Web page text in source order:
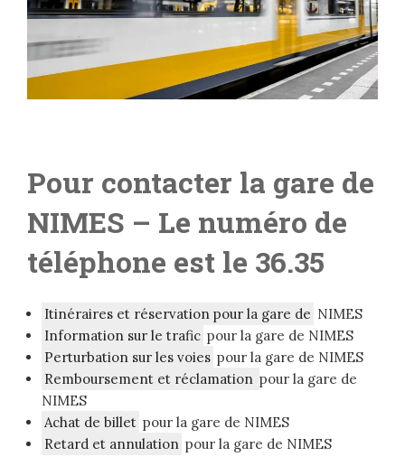
Pour contacter la gare de
NIMES – Le numéro de
téléphone est le 36.35
Itinéraires et réservation pour la gare de NIMES
Information sur le trafic pour la gare de NIMES
Perturbation sur les voies pour la gare de NIMES
Remboursement et réclamation pour la gare de
NIMES
Achat de billet pour la gare de NIMES
Retard et annulation pour la gare de NIMES